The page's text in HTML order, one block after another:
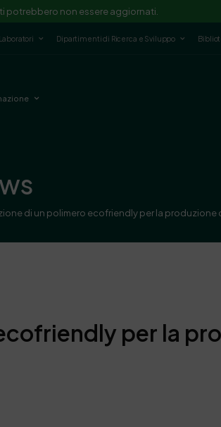
potrebbero non essere aggiornati.
Laboratori Dipartimenti di Ricerca e Sviluppo
di un polimero ecofriendly per la produzione
per la